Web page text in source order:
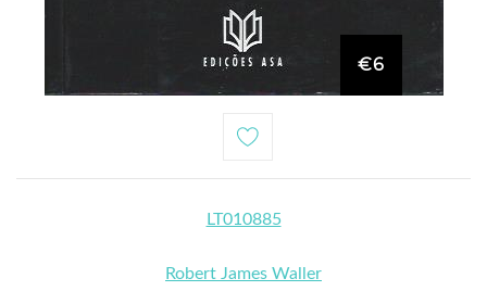
€6
LT010885
Robert James Waller